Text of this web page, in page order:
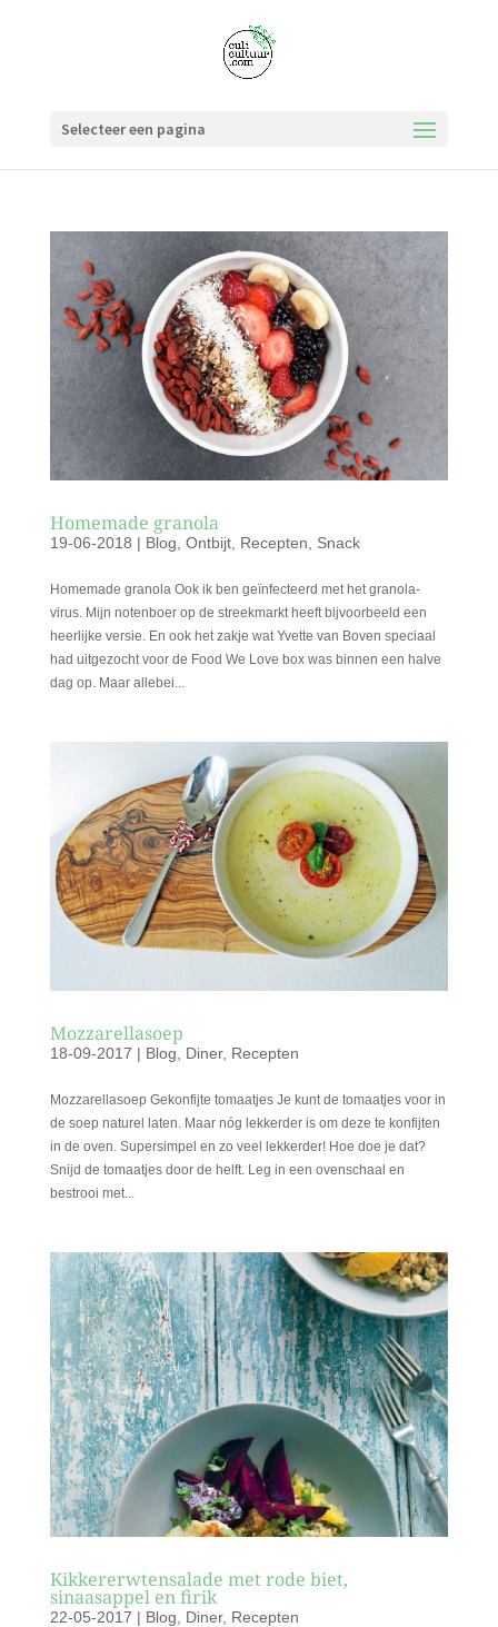
Selecteer een pagina
Homemade granola
19-06-2018 | Blog Ontbijt, Recepten Snack
Homemade granola Ook ik ben geïnfecteerd met het granola-
virus. Mijn notenboer op de streekmarkt heeft bijvoorbeeld een
heerlijke versie. En ook het zakje wat Yvette van Boven speciaal
had uitgezocht voor de Food We Love box was binnen een halve
dag op. Maar allebei...
Mozzarellasoep
18-09-2017 | Blog Diner, Recepten
Mozzarellasoep Gekonfijte tomaatjes Je kunt de tomaatjes voor in
de soep naturel laten. Maar nóg lekkerder is om deze te konfijten
in de oven. Supersimpel en zo veel lekkerder! Hoe doe je dat?
Snijd de tomaatjes door de helft. Leg in een ovenschaal en
bestrooi met...
Kikkererwtensalade met rode biet,
sinaasappel en firik
22-05-2017 | Blog Diner, Recepten